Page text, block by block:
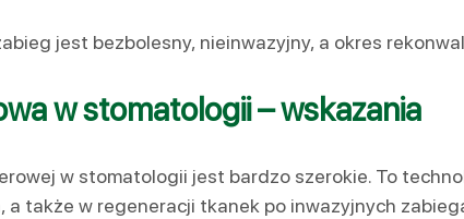
jest bezbolesny, nieinwazyjny, a okres
w stomatologii – wskazania
w stomatologii jest bardzo szerokie. To
a także w regeneracji tkanek po inwazyjnych